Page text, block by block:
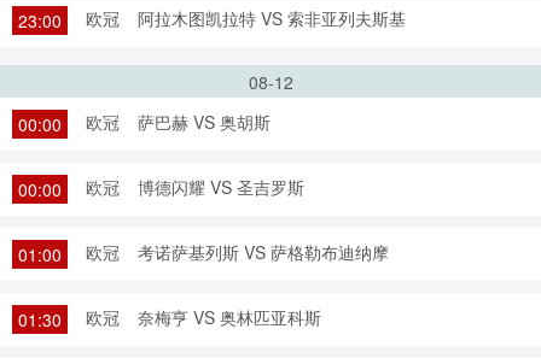
23:00
欧冠 阿拉木图凯拉特 VS 索非亚列夫斯基
08-12
00:00
欧冠 萨巴赫 VS 奥胡斯
00:00 欧冠 博德闪耀 VS 圣吉罗斯
01:00 欧冠 考诺萨基列斯 VS 萨格勒布迪纳摩
01:30 欧冠 奈梅亨 VS 奥林匹亚科斯